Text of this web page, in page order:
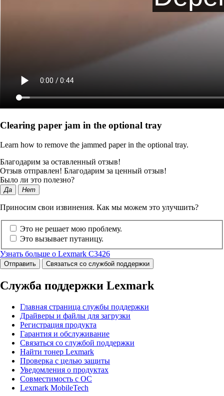
Clearing paper jam in the optional tray
Learn how to remove the jammed paper in the optional tray.
Благодарим за оставленный отзыв!
Отзыв отправлен! Благодарим за ценный отзыв!
Было ли это полезно?
Да Нет
Приносим свои извинения. Как мы можем это улучшить?
Это не решает мою проблему.
Это вызывает путаницу.
Узнать больше о Lexmark C3426
Отправить Связаться со службой поддержки
Служба поддержки Lexmark
Главная страница службы поддержки
Драйверы и файлы для загрузки
Регистрация продукта
Гарантия и обслуживание
Связаться со службой поддержки
Найти тонер Lexmark
Проверка с целью защиты
Уведомления о продуктах
Совместимость с ОС
Lexmark MobileTech